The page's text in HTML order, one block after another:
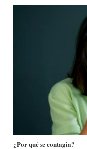
¿Por qué se contagia?